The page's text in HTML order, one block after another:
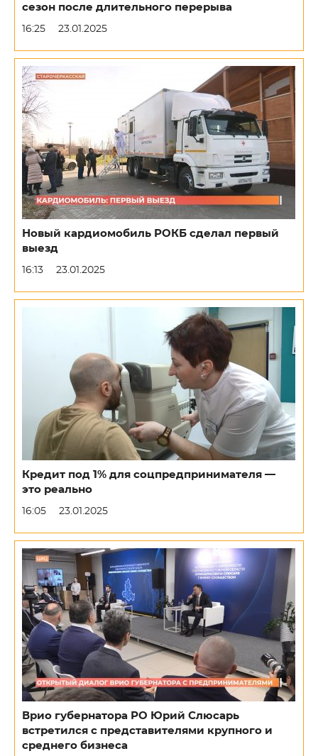
сезон после длительного перерыва
16:25 23.01.2025
Новый кардиомобиль РОКБ сделал первый
выезд
16:13 23.01.2025
Кредит под 1% для соцпредпринимателя —
это реально
16:05 23.01.2025
Врио губернатора РО Юрий Слюсарь
встретился с представителями крупного и
среднего бизнеса